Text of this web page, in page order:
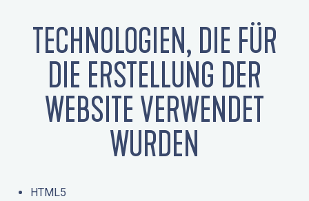
TECHNOLOGIEN, DIE FÜR
DIE ERSTELLUNG DER
WEBSITE VERWENDET
WURDEN
HTML5